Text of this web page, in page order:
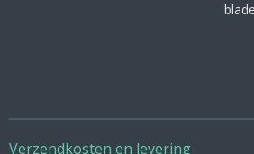
Verzendkosten en levering